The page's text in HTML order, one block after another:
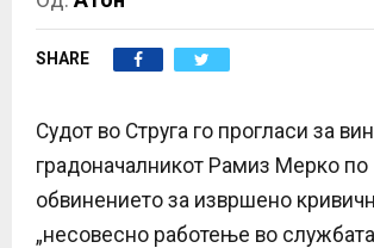
E
N
U
SHARE
Судот во Струга го прогласи за
градоначалникот Рамиз Мерко по
обвинението за извршено
„несовесно работење во